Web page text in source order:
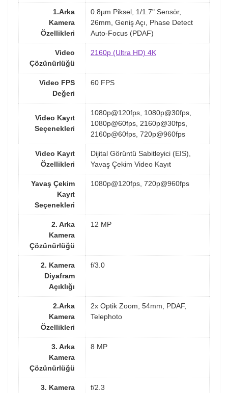
1.Arka
Kamera
Özellikleri
0.8µm Piksel, 1/1.7" Sensör,
26mm, Geniş Açı, Phase Detect
Auto-Focus (PDAF)
Video
Çözünürlüğü
2160p (Ultra HD) 4K
Video FPS
Değeri
60 FPS
Video Kayıt
Seçenekleri
1080p@120fps, 1080p@30fps,
1080p@60fps, 2160p@30fps,
2160p@60fps, 720p@960fps
Video Kayıt
Özellikleri
Dijital Görüntü Sabitleyici (EIS),
Yavaş Çekim Video Kayıt
Yavaş Çekim
Kayıt
Seçenekleri
1080p@120fps, 720p@960fps
2. Arka
Kamera
Çözünürlüğü
12 MP
2. Kamera
Diyafram
Açıklığı
f/3.0
2.Arka
Kamera
Özellikleri
2x Optik Zoom, 54mm, PDAF,
Telephoto
3. Arka
Kamera
Çözünürlüğü
8 MP
3. Kamera
f/2.3